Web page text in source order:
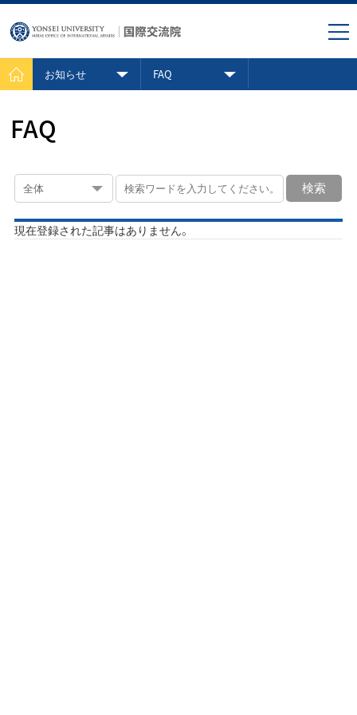
お知らせ FAQ
FAQ
全体 検索
現在登録された記事はありません。